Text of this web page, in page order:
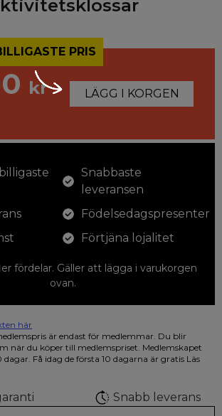
PRIS
kr LÄGG I KORGEN
Snabbaste
leveransen
Födelsedagspresenter
Förtjäna lojalitet
fördelar. Gäller att lägga i varukorgen
ovan.
här
kan färglägga dina teckningar med. På
vackra askan finns fjärilar i vilda fluorescerande
är endast för medlemmar. Du blir
när du köper till medlemspriset. Medlemskapet
Få idag de första 10 dagarna är gratis Läs
Snabb leverans